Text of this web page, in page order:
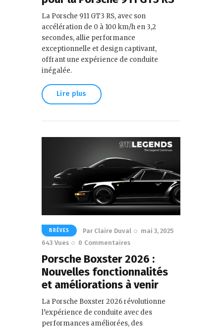
La Porsche 911 GT3 RS, avec son
accélération de 0 à 100 km/h en 3,2
secondes, allie performance
exceptionnelle et design captivant,
offrant une expérience de conduite
inégalée.
Lire plus
BRÈVES Par Claire Duval
mai 3, 2025
643 Vues 0 Commentaires
Porsche Boxster 2026 :
Nouvelles fonctionnalités
et améliorations à venir
La Porsche Boxster 2026 révolutionne
l’expérience de conduite avec des
performances améliorées, des